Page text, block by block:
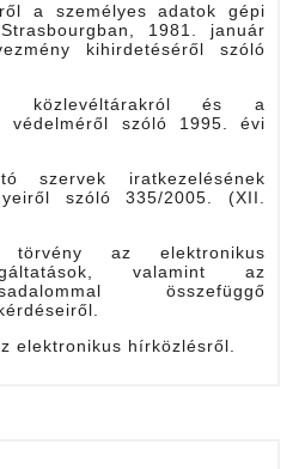
a személyes adatok gépi
1981. január
kihirdetéséről szóló
közlevéltárakról és a
védelméről szóló 1995. évi
szervek iratkezelésének
szóló 335/2005. (XII.
az elektronikus
valamint az
összefüggő
elektronikus hírközlésről.